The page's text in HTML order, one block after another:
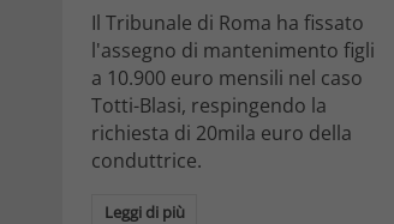
Il Tribunale di Roma ha fissato
l'assegno di mantenimento figli
a 10.900 euro mensili nel caso
Totti-Blasi, respingendo la
richiesta di 20mila euro della
conduttrice.
Leggi di più